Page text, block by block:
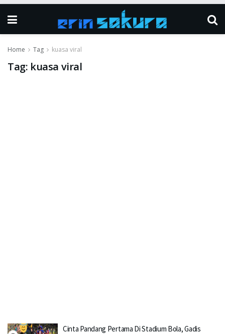
Home Tag kuasa viral
Tag: kuasa viral
Cinta Pandang Pertama Di Stadium Bola, Gadis